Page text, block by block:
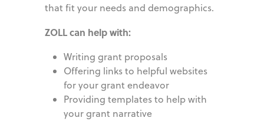
that fit your needs and demographics.
ZOLL can help with:
Writing grant proposals
Offering links to helpful websites
for your grant endeavor
Providing templates to help with
your grant narrative